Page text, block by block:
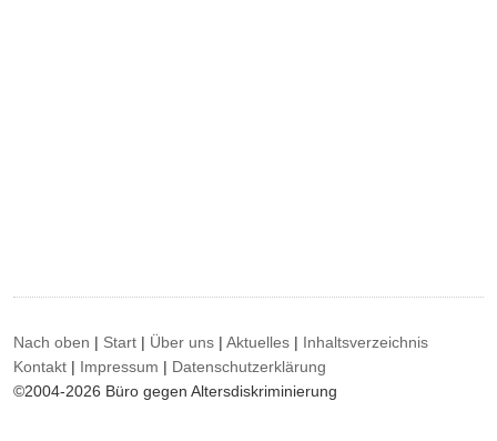
Nach oben | Start | Über uns |Aktuelles | Inhaltsverzeichnis
Kontakt | Impressum | Datenschutzerklärung
©2004-2026 Büro gegen Altersdiskriminierung